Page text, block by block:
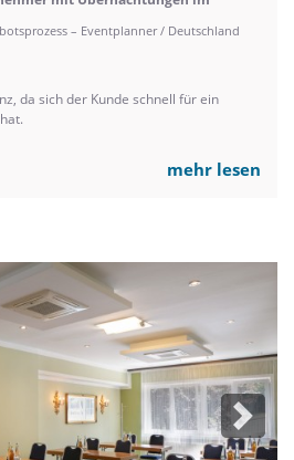
– Eventplanner / Deutschland
da sich der Kunde schnell für ein
mehr lesen
Next